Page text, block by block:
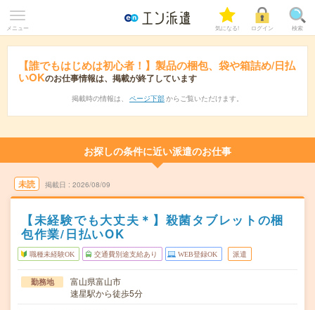
メニュー 気になる! ログイン 検索
【誰でもはじめは初心者！】製品の梱包、袋や箱詰め/日払
いOKのお仕事情報は、掲載が終了しています
掲載時の情報は、 ページ下部 からご覧いただけます。
お探しの条件に近い派遣のお仕事
未読 掲載日 2026/08/09
【未経験でも大丈夫＊】殺菌タブレットの梱
包作業/日払いOK
職種未経験OK 交通費別途支給あり WEB登録OK 派遣
勤務地
富山県富山市
速星駅から徒歩5分